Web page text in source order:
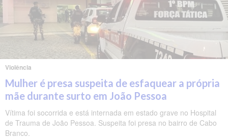
Violência
Mulher é presa suspeita de esfaquear a própria
mãe durante surto em João Pessoa
Vítima foi socorrida e está internada em estado grave no Hospital
de Trauma de João Pessoa. Suspeita foi presa no bairro de Cabo
Branco.